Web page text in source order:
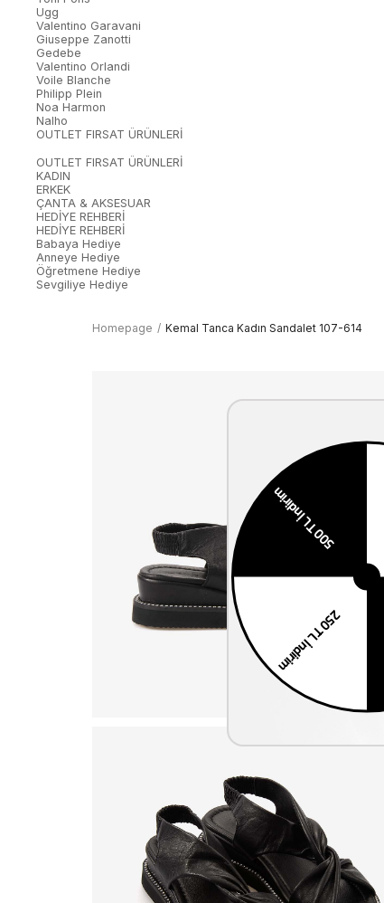
Ugg
Valentino Garavani
Giuseppe Zanotti
Gedebe
Valentino Orlandi
Voile Blanche
Philipp Plein
Noa Harmon
Nalho
OUTLET FIRSAT ÜRÜNLERİ
OUTLET FIRSAT ÜRÜNLERİ
KADIN
ERKEK
ÇANTA & AKSESUAR
HEDİYE REHBERİ
HEDİYE REHBERİ
Babaya Hediye
Anneye Hediye
Öğretmene Hediye
Sevgiliye Hediye
Homepage Kemal Tanca Kadın Sandalet 107-614